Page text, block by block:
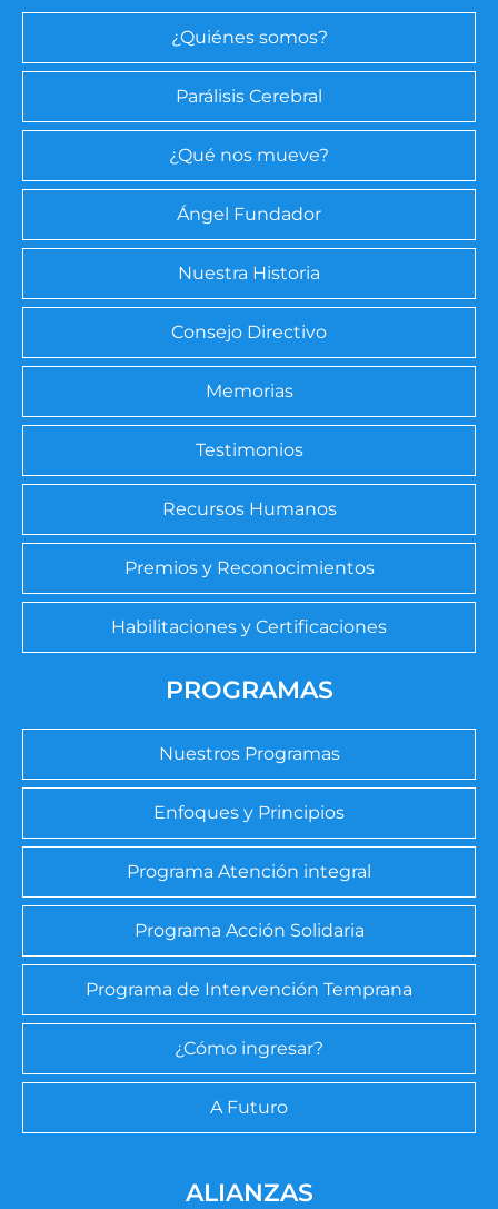
¿Quiénes somos?
Parálisis Cerebral
¿Qué nos mueve?
Ángel Fundador
Nuestra Historia
Consejo Directivo
Memorias
Testimonios
Recursos Humanos
Premios y Reconocimientos
Habilitaciones y Certificaciones
PROGRAMAS
Nuestros Programas
Enfoques y Principios
Programa Atención integral
Programa Acción Solidaria
Programa de Intervención Temprana
¿Cómo ingresar?
A Futuro
ALIANZAS